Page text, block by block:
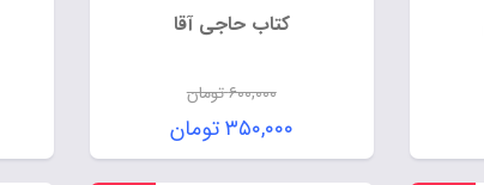
کتاب حاجی آقا
۶۰۰,۰۰۰تومان
۳۵۰,۰۰۰تومان